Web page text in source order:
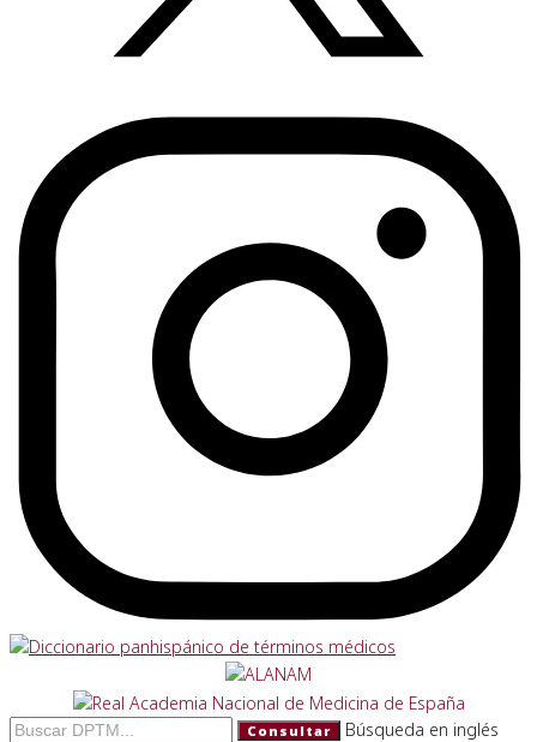
Consultar
Búsqueda en inglés